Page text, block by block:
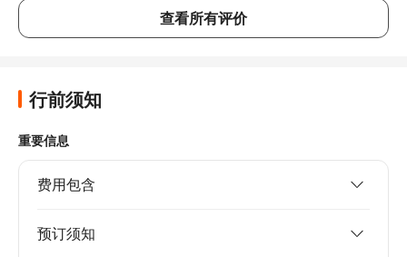
峰期去的，天气非常炎热，所以我们请求大卫缩
短行程。他非常理解，允许我们提前离开，而团
队的其他人则继续行程。我建议在春季或秋季参
知识
价
查看所有评价
行前须知
重要信息
费用包含
预订须知